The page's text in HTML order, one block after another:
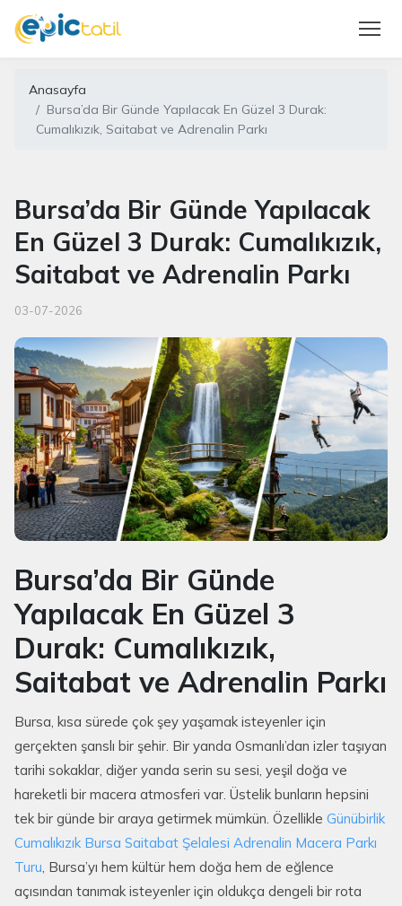
Anasayfa
Bursa’da Bir Günde Yapılacak En Güzel 3 Durak:
Cumalıkızık, Saitabat ve Adrenalin Parkı
Bursa’da Bir Günde Yapılacak
En Güzel 3 Durak: Cumalıkızık,
Saitabat ve Adrenalin Parkı
03-07-2026
Bursa’da Bir Günde
Yapılacak En Güzel 3
Durak: Cumalıkızık,
Saitabat ve Adrenalin Parkı
Bursa, kısa sürede çok şey yaşamak isteyenler için
gerçekten şanslı bir şehir. Bir yanda Osmanlı’dan izler taşıyan
tarihi sokaklar, diğer yanda serin su sesi, yeşil doğa ve
hareketli bir macera atmosferi var. Üstelik bunların hepsini
tek bir günde bir araya getirmek mümkün. Özellikle Günübirlik
Cumalıkızık Bursa Saitabat Şelalesi Adrenalin Macera Parkı
Turu, Bursa’yı hem kültür hem doğa hem de eğlence
açısından tanımak isteyenler için oldukça dengeli bir rota